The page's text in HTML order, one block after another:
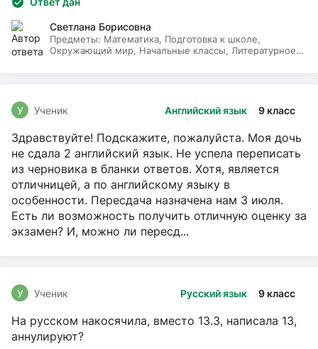
Светлана Борисовна
Предметы: Математика, Подготовка к школе,
Окружающий мир, Начальные классы, Литературное
Английский язык 9 класс
У Ученик
Здравствуйте! Подскажите, пожалуйста. Моя дочь
не сдала 2 английский язык. Не успела переписать
из черновика в бланки ответов. Хотя, является
отличницей, а по английскому языку в
особенности. Пересдача назначена нам 3 июля.
Есть ли возможность получить отличную оценку за
экзамен? И, можно ли пересд...
Русский язык 9 класс
У Ученик
На русском накосячила, вместо 13.3, написала 13,
аннулируют?